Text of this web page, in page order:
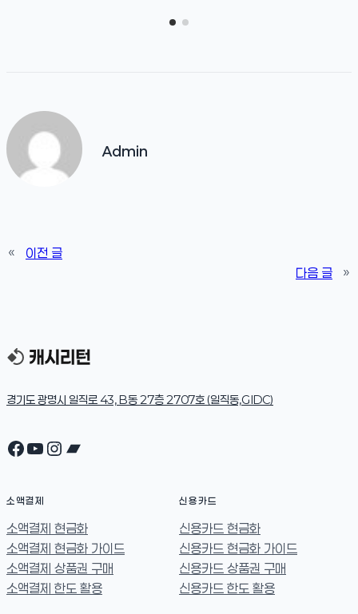
Admin
«
이전 글
다음 글
»
경기도 광명시 일직로 43, B동 27층 2707호 (일직동,GIDC)
Facebook
YouTube
Instagram
Bandcamp
소액결제
소액결제 현금화
소액결제 현금화 가이드
소액결제 상품권 구매
소액결제 한도 활용
신용카드
신용카드 현금화
신용카드 현금화 가이드
신용카드 상품권 구매
신용카드 한도 활용